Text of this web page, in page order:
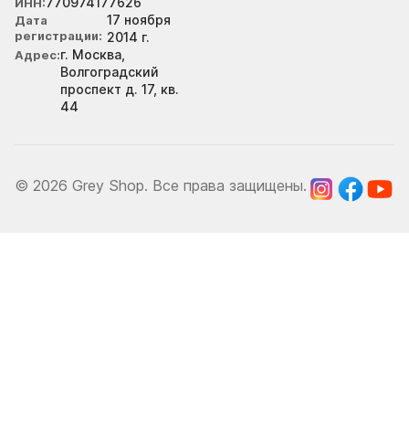
Дата
регистрации
17 ноября
2014 г.
Адрес г. Москва,
Волгоградский
проспект д. 17, кв.
44
© 2026 Grey Shop. Все права защищены.